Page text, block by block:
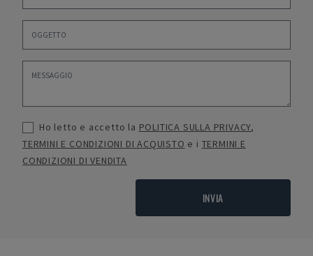
Ho letto e accetto la POLITICA SULLA PRIVACY,
TERMINI E CONDIZIONI DI ACQUISTO e i TERMINI E
CONDIZIONI DI VENDITA
INVIA